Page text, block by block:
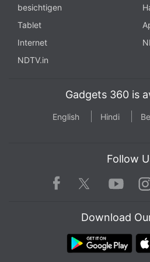
besichtigen
Tablet
Internet
NDTV.in
Gadgets 360 is
English Hindi
Follow
Facebook TwitterYoutube
Download